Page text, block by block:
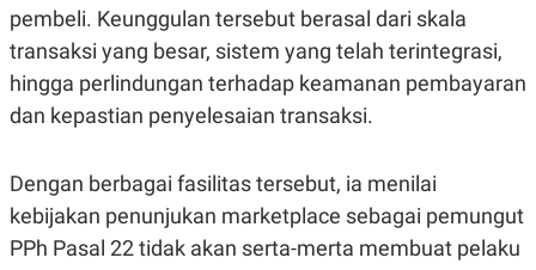
D
T
A
S
K
O
A
N
T
V
L
U
S
pembeli. Keunggulan tersebut berasal dari skala
transaksi yang besar, sistem yang telah terintegrasi,
hingga perlindungan terhadap keamanan pembayaran
dan kepastian penyelesaian transaksi.
Dengan berbagai fasilitas tersebut, ia menilai
kebijakan penunjukan marketplace sebagai pemungut
PPh Pasal 22 tidak akan serta-merta membuat pelaku